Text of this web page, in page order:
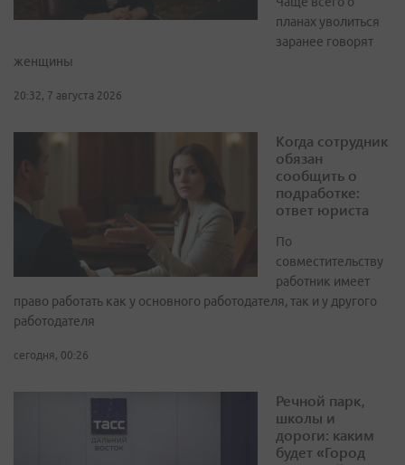
планах уволиться
заранее говорят
женщины
20:32, 7 августа 2026
Когда сотрудник
обязан
сообщить о
подработке:
ответ юриста
По
совместительству
работник имеет
право работать как у основного работодателя, так и у другого
работодателя
сегодня, 00:26
Речной парк,
школы и
дороги: каким
будет «Город